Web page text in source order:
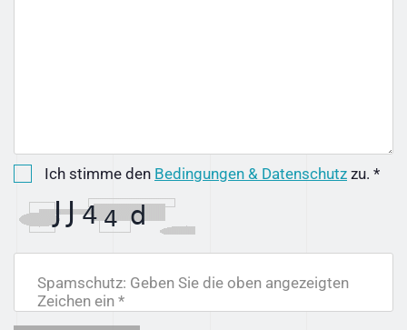
Ich stimme den Bedingungen & Datenschutz zu. *
Spamschutz: Geben Sie die oben angezeigten
Zeichen ein *